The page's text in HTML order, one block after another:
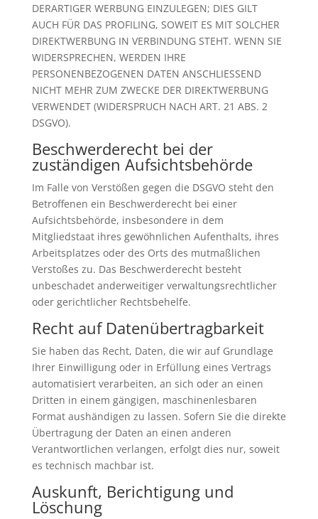
DERARTIGER WERBUNG EINZULEGEN; DIES GILT
AUCH FÜR DAS PROFILING, SOWEIT ES MIT SOLCHER
DIREKTWERBUNG IN VERBINDUNG STEHT. WENN SIE
WIDERSPRECHEN, WERDEN IHRE
PERSONENBEZOGENEN DATEN ANSCHLIESSEND
NICHT MEHR ZUM ZWECKE DER DIREKTWERBUNG
VERWENDET (WIDERSPRUCH NACH ART. 21 ABS. 2
DSGVO).
Beschwerde­recht bei der
zuständigen Aufsichts­behörde
Im Falle von Verstößen gegen die DSGVO steht den
Betroffenen ein Beschwerderecht bei einer
Aufsichtsbehörde, insbesondere in dem
Mitgliedstaat ihres gewöhnlichen Aufenthalts, ihres
Arbeitsplatzes oder des Orts des mutmaßlichen
Verstoßes zu. Das Beschwerderecht besteht
unbeschadet anderweitiger verwaltungsrechtlicher
oder gerichtlicher Rechtsbehelfe.
Recht auf Daten­übertrag­barkeit
Sie haben das Recht, Daten, die wir auf Grundlage
Ihrer Einwilligung oder in Erfüllung eines Vertrags
automatisiert verarbeiten, an sich oder an einen
Dritten in einem gängigen, maschinenlesbaren
Format aushändigen zu lassen. Sofern Sie die direkte
Übertragung der Daten an einen anderen
Verantwortlichen verlangen, erfolgt dies nur, soweit
es technisch machbar ist.
Auskunft, Berichtigung und
Löschung